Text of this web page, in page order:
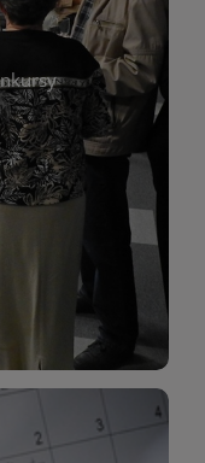
zarówno
tematyczne.
o aktualnych
z
obejmują
i inne formy
okazja